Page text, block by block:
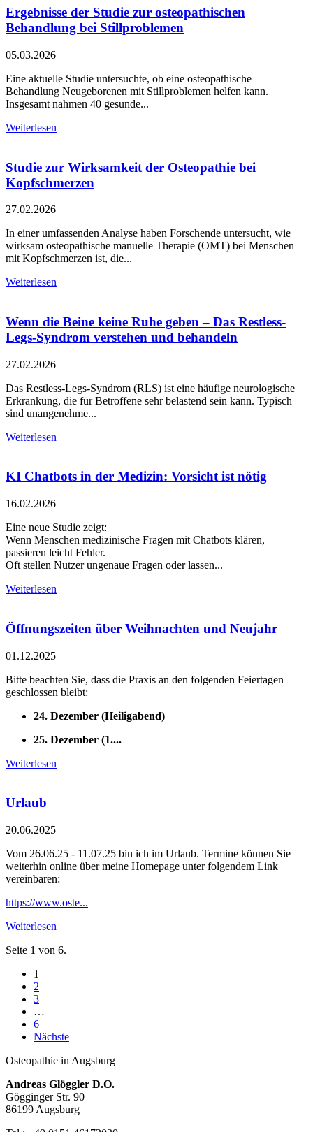
Ergebnisse der Studie zur osteopathischen
Behandlung bei Stillproblemen
05.03.2026
Eine aktuelle Studie untersuchte, ob eine osteopathische
Behandlung Neugeborenen mit Stillproblemen helfen kann.
Insgesamt nahmen 40 gesunde...
Weiterlesen
Studie zur Wirksamkeit der Osteopathie bei
Kopfschmerzen
27.02.2026
In einer umfassenden Analyse haben Forschende untersucht, wie
wirksam osteopathische manuelle Therapie (OMT) bei Menschen
mit Kopfschmerzen ist, die...
Weiterlesen
Wenn die Beine keine Ruhe geben – Das Restless-
Legs-Syndrom verstehen und behandeln
27.02.2026
Das Restless-Legs-Syndrom (RLS) ist eine häufige neurologische
Erkrankung, die für Betroffene sehr belastend sein kann. Typisch
sind unangenehme...
Weiterlesen
KI Chatbots in der Medizin: Vorsicht ist nötig
16.02.2026
Eine neue Studie zeigt:
Wenn Menschen medizinische Fragen mit Chatbots klären,
passieren leicht Fehler.
Oft stellen Nutzer ungenaue Fragen oder lassen...
Weiterlesen
Öffnungszeiten über Weihnachten und Neujahr
01.12.2025
Bitte beachten Sie, dass die Praxis an den folgenden Feiertagen
geschlossen bleibt:
24. Dezember (Heiligabend)
25. Dezember (1....
Weiterlesen
Urlaub
20.06.2025
Vom 26.06.25 - 11.07.25 bin ich im Urlaub. Termine können Sie
weiterhin online über meine Homepage unter folgendem Link
vereinbaren:
https://www.oste...
Weiterlesen
Seite 1 von 6.
1
2
3
…
6
Nächste
Osteopathie in Augsburg
Andreas Glöggler D.O.
Gögginger Str. 90
86199 Augsburg